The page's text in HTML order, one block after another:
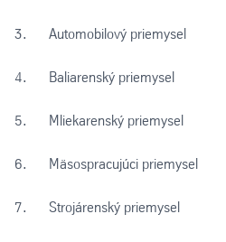
3. Automobilový priemysel
4. Baliarenský priemysel
5. Mliekarenský priemysel
6. Mäsospracujúci priemysel
7. Strojárenský priemysel